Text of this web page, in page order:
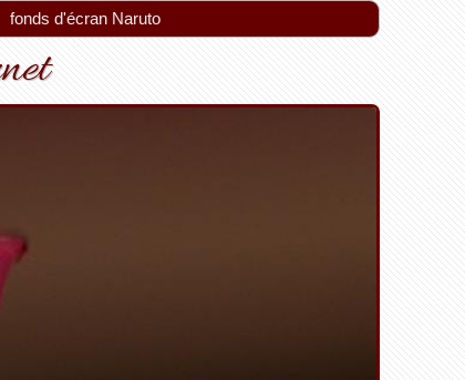
fonds d'écran Naruto